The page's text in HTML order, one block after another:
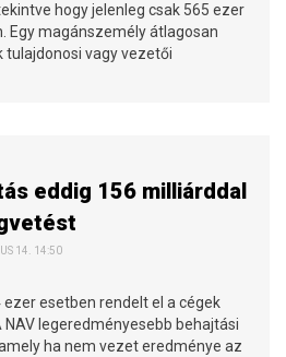
hogy jelenleg csak 565 ezer
Egy magánszemély átlagosan
tulajdonosi vagy vezetői
eddig 156 milliárddal
14. 14:50
ezer esetben rendelt el a cégek
legeredményesebb behajtási
ha nem vezet eredménye az